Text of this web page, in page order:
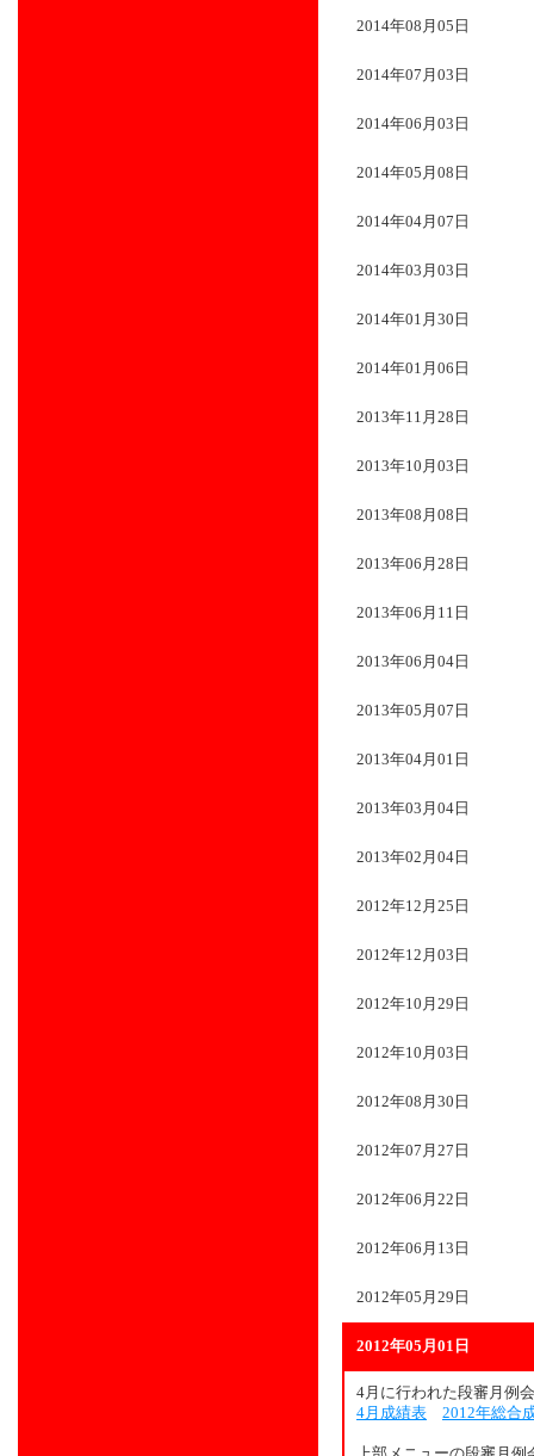
2014年08月05日
2014年07月03日
2014年06月03日
2014年05月08日
2014年04月07日
2014年03月03日
2014年01月30日
2014年01月06日
2013年11月28日
2013年10月03日
2013年08月08日
2013年06月28日
2013年06月11日
2013年06月04日
2013年05月07日
2013年04月01日
2013年03月04日
2013年02月04日
2012年12月25日
2012年12月03日
2012年10月29日
2012年10月03日
2012年08月30日
2012年07月27日
2012年06月22日
2012年06月13日
2012年05月29日
2012年05月01日
4月に行われた段審月例
4月成績表
2012年総合